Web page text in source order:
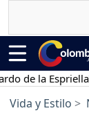
la Espriella
Vida y Estilo